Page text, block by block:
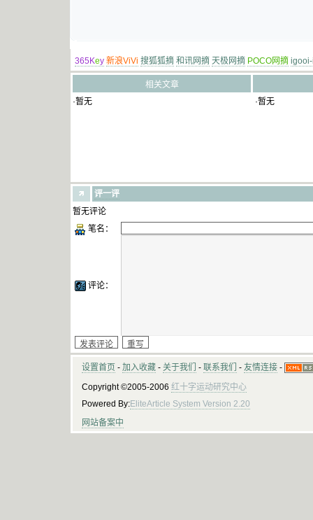
365Key 新浪ViVi 搜狐狐摘 和讯网摘 天极网摘 POCO网摘
相关文章
·暂无
·暂无
评一评
暂无评论
笔名：
评论：
设置首页 - 加入收藏 - 关于我们 - 联系我们 - 友情连接 -
Copyright ©2005-2006 红十字运动研究中心
Powered By:EliteArticle System Version 2.20
网站备案中